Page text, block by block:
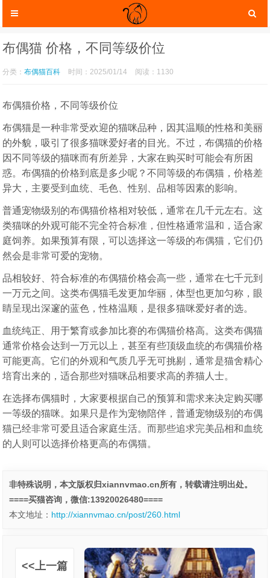
咪服装 猫咪玩具
布偶猫 价格，不同等级价位
分类：布偶猫百科 时间：2025/01/14 阅读：1130
布偶猫价格，不同等级价位
布偶猫是一种非常受欢迎的猫咪品种，因其温顺的性格和美丽
的外貌，吸引了很多猫咪爱好者的目光。不过，布偶猫的价格
因不同等级的猫咪而有所差异，大家在购买时可能会有所困
惑。布偶猫的价格到底是多少呢？不同等级的布偶猫，价格差
异大，主要受到血统、毛色、性别、品相等因素的影响。
普通宠物级别的布偶猫价格相对较低，通常在几千元左右。这
类猫咪的外观可能不完全符合标准，但性格通常温和，适合家
庭饲养。如果预算有限，可以选择这一等级的布偶猫，它们仍
然会是非常可爱的宠物。
品相较好、符合标准的布偶猫价格会高一些，通常在七千元到
一万元之间。这类布偶猫毛发更加华丽，体型也更加匀称，眼
睛呈现出深邃的蓝色，性格温顺，是很多猫咪爱好者的选。
血统纯正、用于繁育或参加比赛的布偶猫价格高。这类布偶猫
通常价格会达到一万元以上，甚至有些顶级血统的布偶猫价格
可能更高。它们的外观和气质几乎无可挑剔，通常是猫舍精心
培育出来的，适合那些对猫咪品相要求高的养猫人士。
在选择布偶猫时，大家要根据自己的预算和需求来决定购买哪
一等级的猫咪。如果只是作为宠物陪伴，普通宠物级别的布偶
猫已经非常可爱且适合家庭生活。而那些追求完美品相和血统
的人则可以选择价格更高的布偶猫。
非特殊说明，本文版权归xiannvmao.cn所有，转载请注明出处。
====买猫咨询，微信:13920026480====
本文地址： http://xiannvmao.cn/post/260.html
<<上一篇